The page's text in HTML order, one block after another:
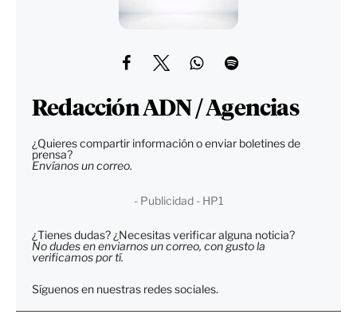
Redacción ADN / Agencias
¿Quieres compartir información o enviar boletines de
prensa?
Envíanos un correo.
- Publicidad - HP1
¿Tienes dudas? ¿Necesitas verificar alguna noticia?
No dudes en enviarnos un correo, con gusto la
verificamos por tí.
Síguenos en nuestras redes sociales.